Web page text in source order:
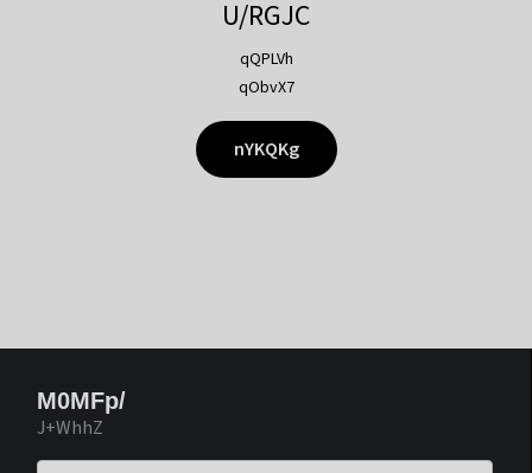
U/RGJC
qQPLVh
qObvX7
nYKQKg
M0MFp/
J+WhhZ